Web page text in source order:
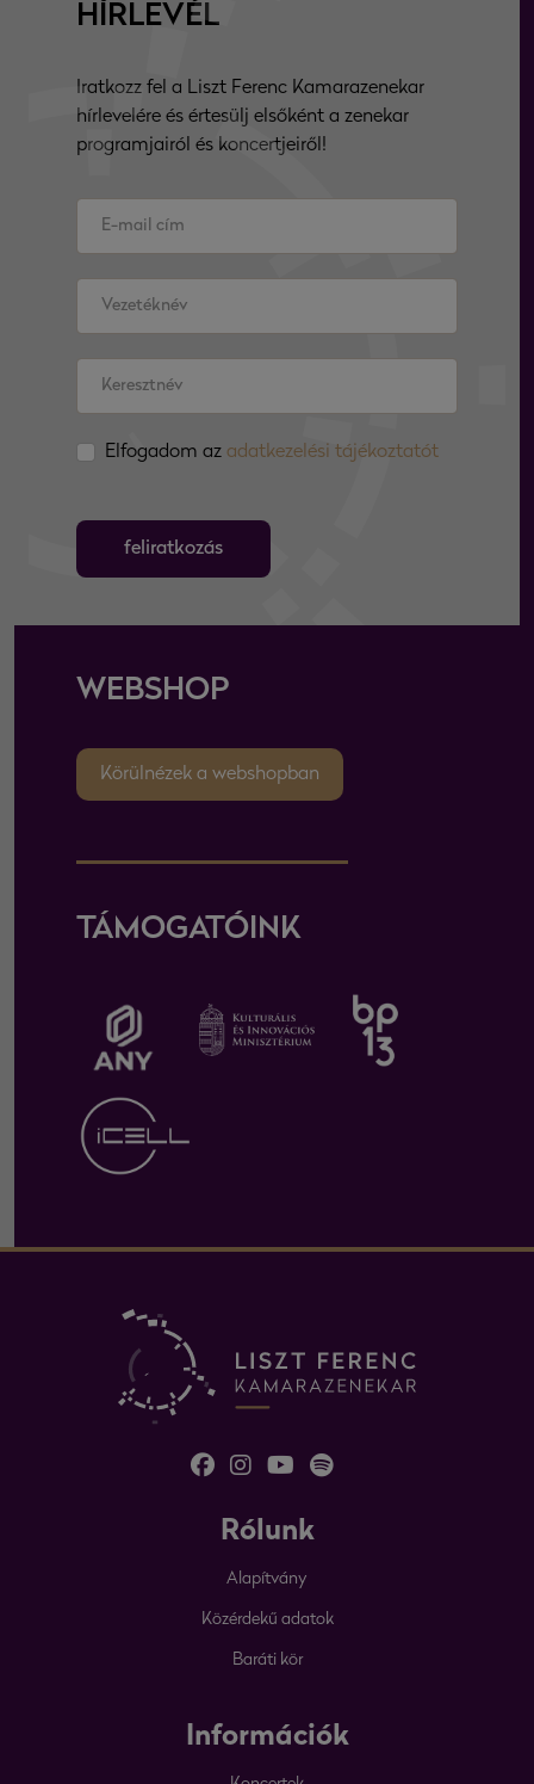
HÍRLEVÉL
Iratkozz fel a Liszt Ferenc Kamarazenekar
hírlevelére és értesülj elsőként a zenekar
programjairól és koncertjeiről!
Elfogadom az adatkezelési tájékoztatót
feliratkozás
WEBSHOP
Körülnézek a webshopban
TÁMOGATÓINK
Rólunk
Alapítvány
Közérdekű adatok
Baráti kör
Információk